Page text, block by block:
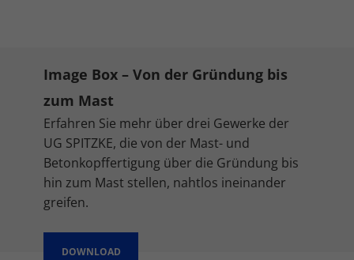
Image Box – Von der Gründung bis
zum Mast
Erfahren Sie mehr über drei Gewerke der
UG SPITZKE, die von der Mast- und
Betonkopffertigung über die Gründung bis
hin zum Mast stellen, nahtlos ineinander
greifen.
DOWNLOAD